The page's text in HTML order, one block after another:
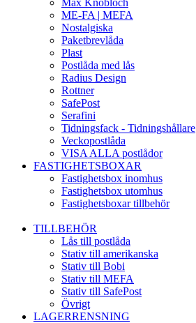
Max Knobloch
ME-FA | MEFA
Nostalgiska
Paketbrevlåda
Plast
Postlåda med lås
Radius Design
Rottner
SafePost
Serafini
Tidningsfack - Tidningshållare
Veckopostlåda
VISA ALLA postlådor
FASTIGHETSBOXAR
Fastighetsbox inomhus
Fastighetsbox utomhus
Fastighetsboxar tillbehör
TILLBEHÖR
Lås till postlåda
Stativ till amerikanska
Stativ till Bobi
Stativ till MEFA
Stativ till SafePost
Övrigt
LAGERRENSNING